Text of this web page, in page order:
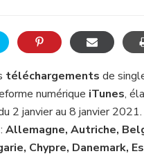
téléchargements de
numérique iTunes,
2 janvier au 8 janvier
Allemagne, Autriche,
Chypre, Danemark,